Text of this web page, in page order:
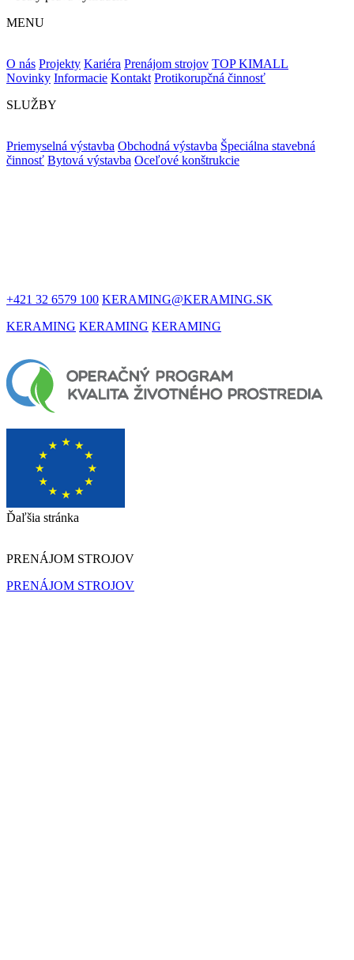
MENU
O nás Projekty Kariéra Prenájom strojov TOP KIMALL
Novinky Informacie Kontakt Protikorupčná činnosť
SLUŽBY
Priemyselná výstavba Obchodná výstavba Špeciálna stavebná
činnosť Bytová výstavba Oceľové konštrukcie
+421 32 6579 100 KERAMING@KERAMING.SK
KERAMING KERAMING KERAMING
Ďaľšia stránka
PRENÁJOM STROJOV
PRENÁJOM STROJOV